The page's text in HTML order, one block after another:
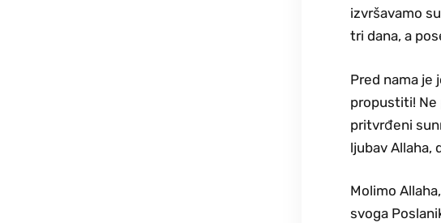
izvršavamo
tri dana, a
Pred nama je
propustiti! Ne
pritvrđeni
ljubav Allaha,
Molimo
svoga